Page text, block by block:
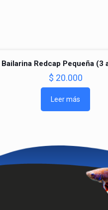
Bailarina Redcap Pequeña (3
$ 20.000
Leer más